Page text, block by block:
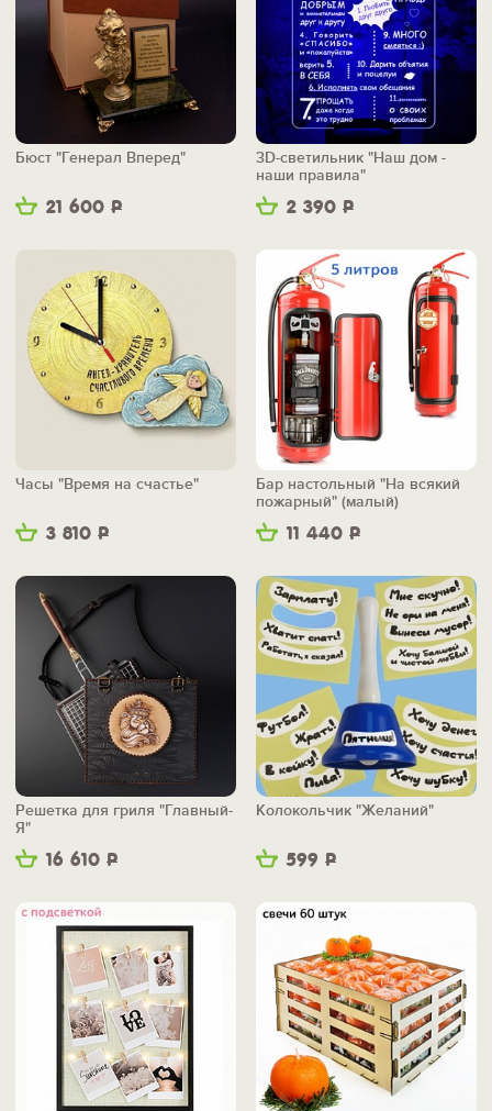
21 600 Р
Бюст "Генерал Вперед"
2 390 Р
3D-светильник "Наш дом -
наши правила"
3 810 Р
Часы "Время на счастье"
11 440 Р
Бар настольный "На всякий
пожарный" (малый)
16 610 Р
Решетка для гриля "Главный-
Я"
599 Р
Колокольчик "Желаний"